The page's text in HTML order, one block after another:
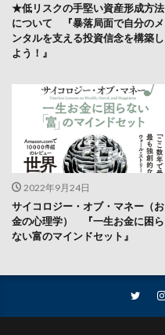
★低リスクの手堅い資産形成方法
について 『暴落局面で自分のメ
ンタルを支える投資信念を構築し
よう！』
2022年9月24日
サイコロジー・オブ・マネー（お
金の心理学） 『一生お金に困ら
ない富のマインドセット』